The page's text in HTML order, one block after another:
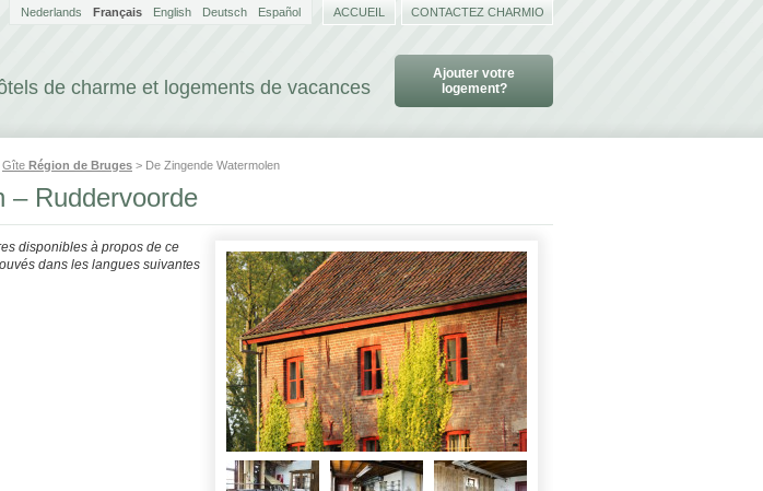
de charme et logements de vacances
Ajouter votre
logement?
Nederlands Français English Deutsch Español ACCUEIL CONTACTEZ CHARMIO
Gîte Région de Bruges > De Zingende Watermolen
– Ruddervoorde
disponibles à propos de ce
dans les langues suivantes